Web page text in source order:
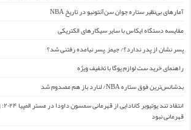
آمارهای بی‌نظیر ستاره جوان سن‌آنتونیو در تاریخ NBA
مقایسه دستگاه ایکاس با سایر سیگارهای الکتریکی
پسر نشان از پدر ندارد؟/ جیمز ِ پسر نیامده رفتنی شد؟
راهنمای خرید ست لوازم یوگا با تخفیف ویژه
بدشانس‌ترین فوق ستاره NBA/ لنارد باز هم مصدوم شد
قهرمانی نبود